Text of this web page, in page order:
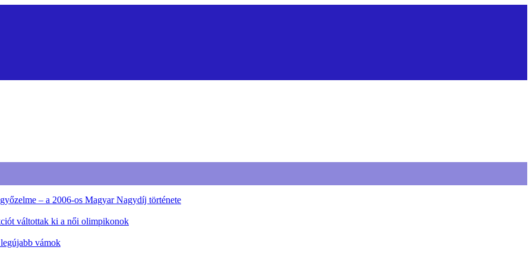
– a 2006-os Magyar Nagydíj története
váltottak ki a női olimpikonok
vámok